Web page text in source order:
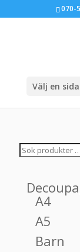
070-
Välj en sida
Sök
A4
A5
Barn